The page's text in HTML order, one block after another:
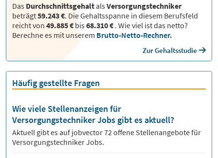
Das DurchschnittsgehaltalsVersorgungstechniker
beträgt59.243 €. Die Gehaltsspanne in diesem Berufsfeld
reicht von 49.885 € bis68.310 € . Wie viel ist das netto?
Berechne es mit unserem Brutto-Netto-Rechner.
Zur Gehaltsstudie
Häufig gestellte Fragen
Wie viele Stellenanzeigen für
Versorgungstechniker Jobs gibt es aktuell?
Aktuell gibt es auf jobvector72 offene Stellenangebote für
Versorgungstechniker Jobs.